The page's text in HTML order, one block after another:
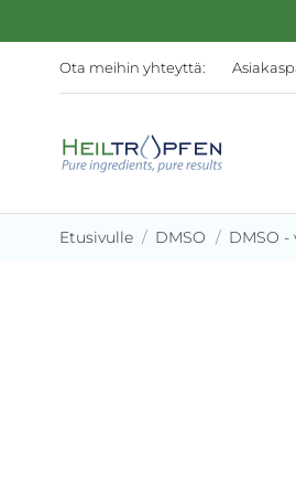
Ota meihin yhteyttä:
Etusivulle DMSO DMSO -